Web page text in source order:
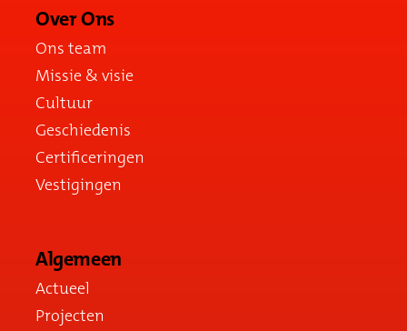
Over Ons
Ons team
Missie & visie
Cultuur
Geschiedenis
Certificeringen
Vestigingen
Algemeen
Actueel
Projecten